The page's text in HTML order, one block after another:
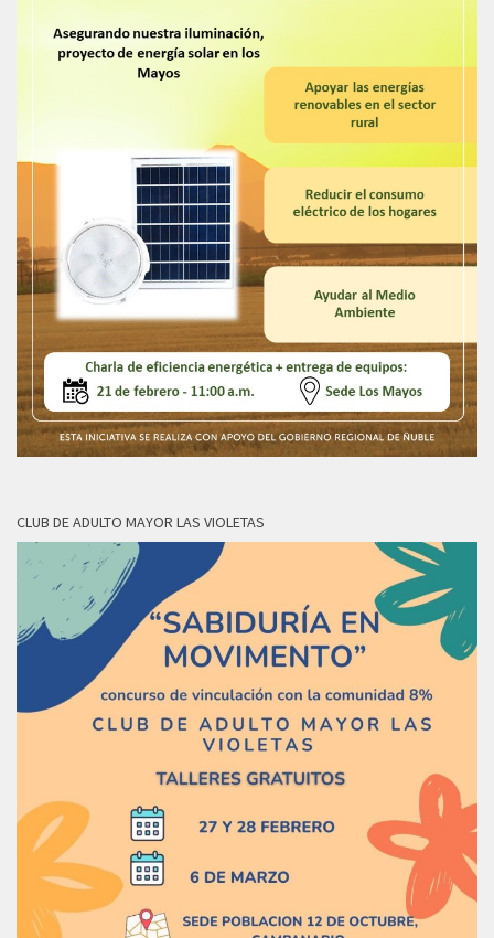
CLUB DE ADULTO MAYOR LAS VIOLETAS